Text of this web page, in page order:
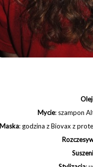
Mycie: szampon
Maska: godzina z Biovax z